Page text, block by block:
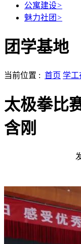
公寓建设>
魅力社团 >
团学基地
当前位置 : 首页 学工
太极拳比
含刚